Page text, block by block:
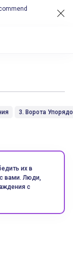
3. Ворота
их в
вами. Люди,
с